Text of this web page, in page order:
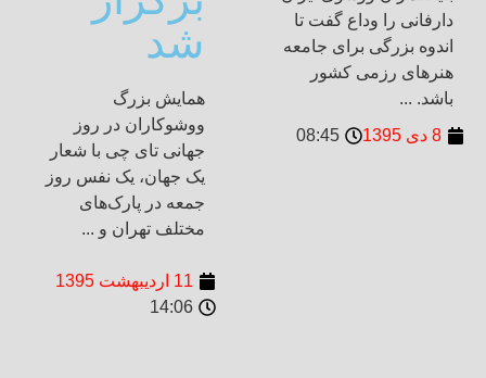
دارفانی را وداع گفت تا
اندوه بزرگی برای جامعه
هنرهای رزمی کشور
باشد. ...
8 دی 1395
08:45
شد
همایش بزرگ
ووشوکاران در روز
جهانی تای چی با شعار
یک جهان، یک نفس روز
جمعه در پارک‌های
مختلف تهران و ...
11 اردیبهشت 1395
14:06